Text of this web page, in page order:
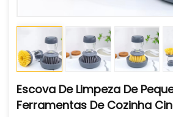
Escova De Limpeza De
Ferramentas De Cozinha